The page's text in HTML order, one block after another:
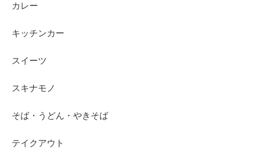
カレー
キッチンカー
スイーツ
スキナモノ
そば・うどん・やきそば
テイクアウト